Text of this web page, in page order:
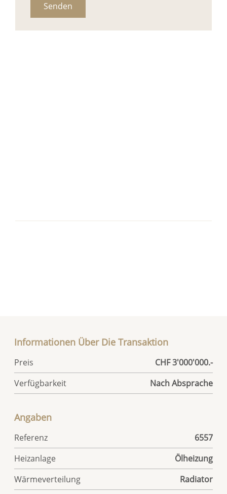
Senden
Informationen Über Die Transaktion
Preis
CHF 3'000'000.-
Verfügbarkeit
Nach Absprache
Angaben
Referenz
6557
Heizanlage
Ölheizung
Wärmeverteilung
Radiator